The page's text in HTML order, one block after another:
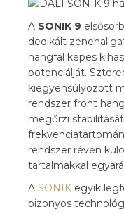
A SONIK 9
dedikált
hangfal képes
potenciálját.
kiegyensúlyozott
rendszer front
megőrzi
rendszer révén
tartalmakkal
A SONIK egyik
bizonyos